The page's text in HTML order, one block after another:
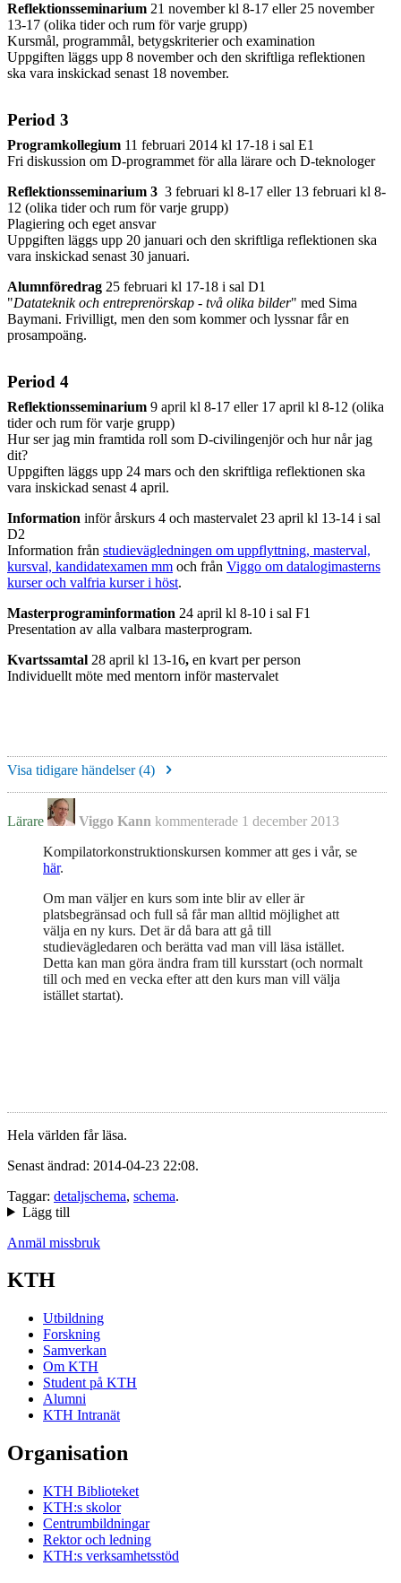
Reflektionsseminarium 21 november kl 8-17 eller 25 november
13-17 (olika tider och rum för varje grupp)
Kursmål, programmål, betygskriterier och examination
Uppgiften läggs upp 8 november och den skriftliga reflektionen
ska vara inskickad senast 18 november.
Period 3
Programkollegium 11 februari 2014 kl 17-18 i sal E1
Fri diskussion om D-programmet för alla lärare och D-teknologer
Reflektionsseminarium 3 3 februari kl 8-17 eller 13 februari kl 8-
12 (olika tider och rum för varje grupp)
Plagiering och eget ansvar
Uppgiften läggs upp 20 januari och den skriftliga reflektionen ska
vara inskickad senast 30 januari.
Alumnföredrag 25 februari kl 17-18 i sal D1
"Datateknik och entreprenörskap - två olika bilder" med Sima
Baymani. Frivilligt, men den som kommer och lyssnar får en
prosampoäng.
Period 4
Reflektionsseminarium 9 april kl 8-17 eller 17 april kl 8-12 (olika
tider och rum för varje grupp)
Hur ser jag min framtida roll som D-civilingenjör och hur når jag
dit?
Uppgiften läggs upp 24 mars och den skriftliga reflektionen ska
vara inskickad senast 4 april.
Information inför årskurs 4 och mastervalet 23 april kl 13-14 i sal
D2
Information från studievägledningen om uppflyttning, masterval,
kursval, kandidatexamen mm och från Viggo om datalogimasterns
kurser och valfria kurser i höst.
Masterprograminformation 24 april kl 8-10 i sal F1
Presentation av alla valbara masterprogram.
Kvartssamtal 28 april kl 13-16, en kvart per person
Individuellt möte med mentorn inför mastervalet
Visa tidigare händelser (4)
Lärare Viggo Kann kommenterade 1 december 2013
Kompilatorkonstruktionskursen kommer att ges i vår, se
här.
Om man väljer en kurs som inte blir av eller är
platsbegränsad och full så får man alltid möjlighet att
välja en ny kurs. Det är då bara att gå till
studievägledaren och berätta vad man vill läsa istället.
Detta kan man göra ändra fram till kursstart (och normalt
till och med en vecka efter att den kurs man vill välja
istället startat).
Hela världen får läsa.
Senast ändrad: 2014-04-23 22:08.
Taggar: detaljschema, schema.
Lägg till
Anmäl missbruk
KTH
Utbildning
Forskning
Samverkan
Om KTH
Student på KTH
Alumni
KTH Intranät
Organisation
KTH Biblioteket
KTH:s skolor
Centrumbildningar
Rektor och ledning
KTH:s verksamhetsstöd